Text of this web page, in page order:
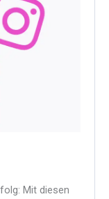
Mit diesen